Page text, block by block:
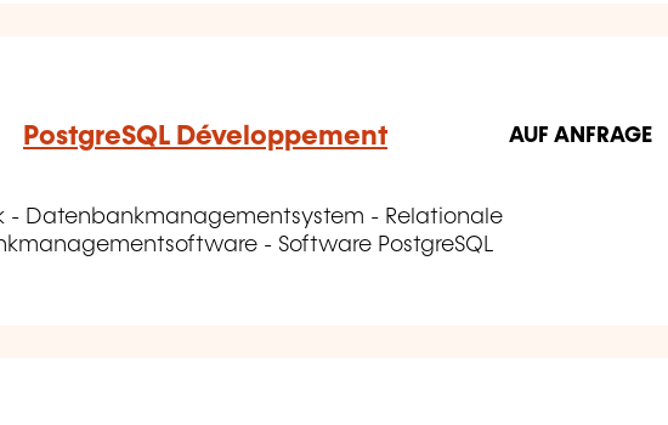
PostgreSQL Développement AUF ANFRAGE
- Datenbankmanagementsystem - Relationale
- Software PostgreSQL